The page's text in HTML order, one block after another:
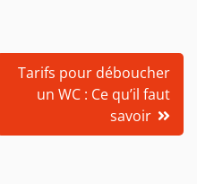
Tarifs pour déboucher
un WC : Ce qu’il faut
savoir